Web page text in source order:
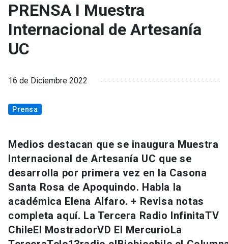
PRENSA I Muestra
Internacional de Artesanía
UC
16 de Diciembre 2022
Prensa
Medios destacan que se inaugura Muestra
Internacional de Artesanía UC que se
desarrolla por primera vez en la Casona
Santa Rosa de Apoquindo. Habla la
académica Elena Alfaro. + Revisa notas
completa aquí. La Tercera Radio InfinitaTV
ChileEl MostradorVD El MercurioLa